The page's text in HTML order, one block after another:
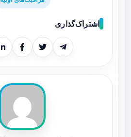
اشتراک‌گذاری